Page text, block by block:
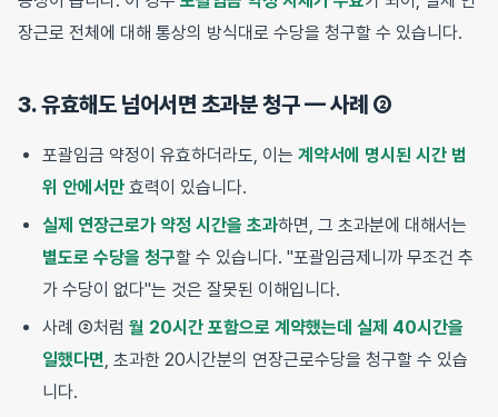
장근로 전체에 대해 통상의 방식대로 수당을 청구할 수 있습니다.
3. 유효해도 넘어서면 초과분 청구 — 사례 ②
포괄임금 약정이 유효하더라도, 이는 계약서에 명시된 시간 범
위 안에서만 효력이 있습니다.
실제 연장근로가 약정 시간을 초과하면, 그 초과분에 대해서는
별도로 수당을 청구할 수 있습니다. "포괄임금제니까 무조건 추
가 수당이 없다"는 것은 잘못된 이해입니다.
사례 ②처럼 월 20시간 포함으로 계약했는데 실제 40시간을
일했다면, 초과한 20시간분의 연장근로수당을 청구할 수 있습
니다.